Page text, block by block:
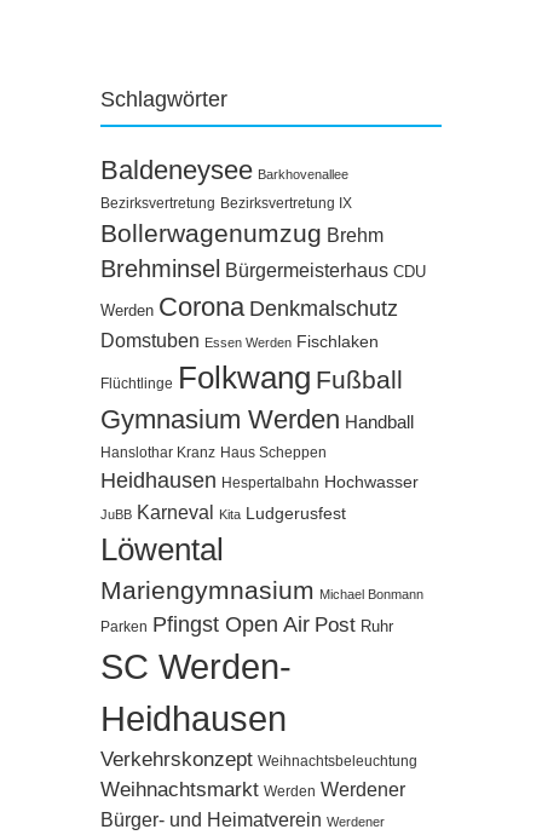
Schlagwörter
Baldeneysee Barkhovenallee
Bezirksvertretung Bezirksvertretung IX
Bollerwagenumzug Brehm
Brehminsel Bürgermeisterhaus CDU
Werden Corona Denkmalschutz
Domstuben Essen Werden Fischlaken
Flüchtlinge Folkwang Fußball
Gymnasium Werden Handball
Hanslothar Kranz Haus Scheppen
Heidhausen Hespertalbahn Hochwasser
JuBB Karneval Kita Ludgerusfest
Löwental
Mariengymnasium Michael Bonmann
Parken Pfingst Open Air Post Ruhr
SC Werden-
Heidhausen
Verkehrskonzept Weihnachtsbeleuchtung
Weihnachtsmarkt Werden Werdener
Bürger- und Heimatverein Werdener